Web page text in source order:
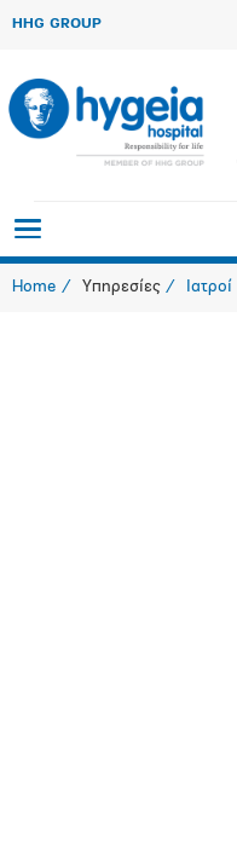
HHG GROUP
Home Υπηρεσίες Ιατροί